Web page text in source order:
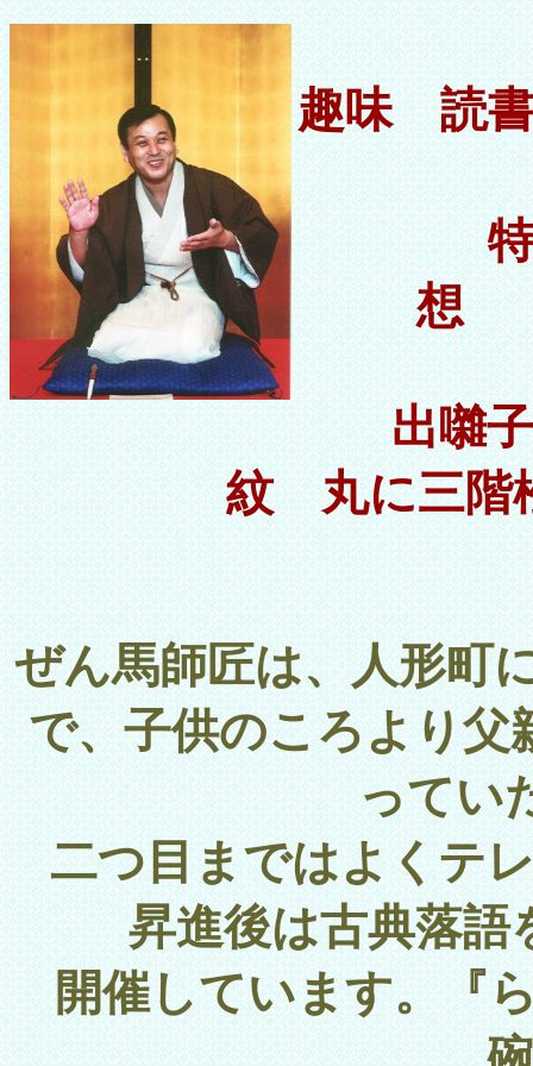
趣味 読
出
紋 丸
ぜん馬師匠は、人形町
で、子供のころより父
ってい
二つ目まではよくテ
昇進後は古典落語
開催しています。『